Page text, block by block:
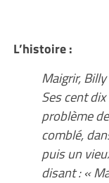
L’histoire :
Maigrir,
Ses cent
problème
comblé,
puis un
disant : «